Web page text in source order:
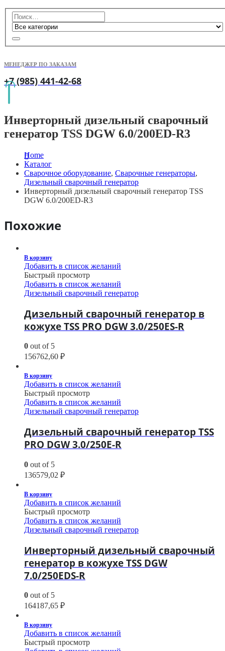
МЕНЕДЖЕР ПО ЗАКАЗАМ
+7 (985) 441-42-68
Инверторный дизельный сварочный
генератор TSS DGW 6.0/200ED-R3
Home
Каталог
Сварочное оборудование, Сварочные генераторы,
Дизельный сварочный генератор
Инверторный дизельный сварочный генератор TSS
DGW 6.0/200ED-R3
Похожие
В корзину
Добавить в список желаний
Быстрый просмотр
Добавить в список желаний
Дизельный сварочный генератор
Дизельный сварочный генератор в
кожухе TSS PRO DGW 3.0/250ES-R
0 out of 5
156762,60 ₽
В корзину
Добавить в список желаний
Быстрый просмотр
Добавить в список желаний
Дизельный сварочный генератор
Дизельный сварочный генератор TSS
PRO DGW 3.0/250E-R
0 out of 5
136579,02 ₽
В корзину
Добавить в список желаний
Быстрый просмотр
Добавить в список желаний
Дизельный сварочный генератор
Инверторный дизельный сварочный
генератор в кожухе TSS DGW
7.0/250EDS-R
0 out of 5
164187,65 ₽
В корзину
Добавить в список желаний
Быстрый просмотр